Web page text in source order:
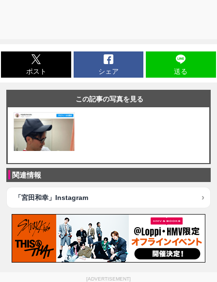
ポスト シェア 送る
この記事の写真を見る
関連情報
「宮田和幸」Instagram
[ADVERTISEMENT]